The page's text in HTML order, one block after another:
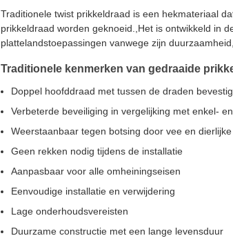
Traditionele twist prikkeldraad is een hekmateriaal
prikkeldraad worden geknoeid.,Het is ontwikkeld in
plattelandstoepassingen vanwege zijn
Traditionele kenmerken van gedraaide
Doppel hoofddraad met tussen de draden
Verbeterde beveiliging in vergelijking met enkel-
Weerstaanbaar tegen botsing door vee en
Geen rekken nodig tijdens de installatie
Aanpasbaar voor alle omheiningseisen
Eenvoudige installatie en verwijdering
Lage onderhoudsvereisten
Duurzame constructie met een lange levensduur